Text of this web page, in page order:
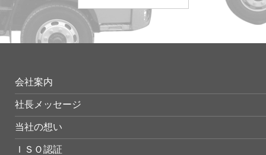
会社案内
社長メッセージ
当社の想い
ＩＳＯ認証